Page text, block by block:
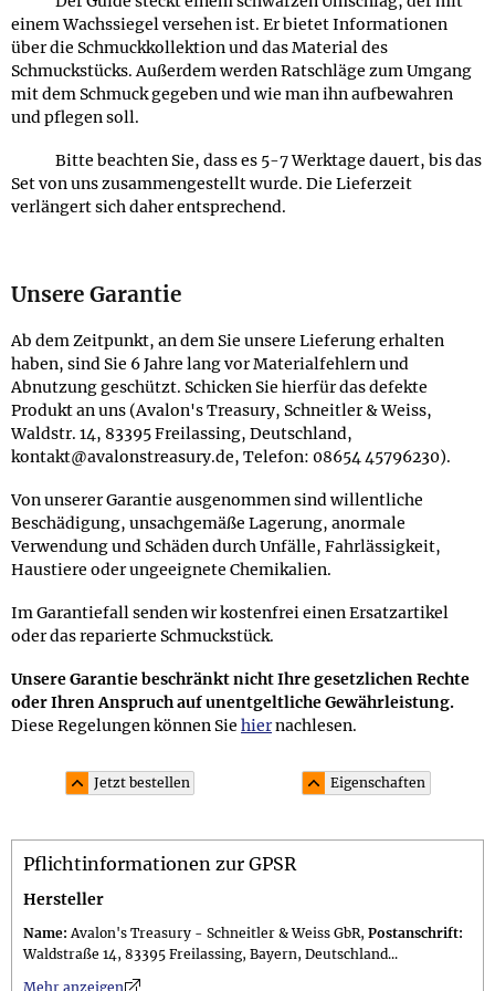
einem Wachssiegel versehen ist. Er bietet Informationen
über die Schmuckkollektion und das Material des
Schmuckstücks. Außerdem werden Ratschläge zum Umgang
mit dem Schmuck gegeben und wie man ihn aufbewahren
und pflegen soll.
Bitte beachten Sie, dass es 5-7 Werktage dauert, bis das
Set von uns zusammengestellt wurde. Die Lieferzeit
verlängert sich daher entsprechend.
Unsere Garantie
Ab dem Zeitpunkt, an dem Sie unsere Lieferung erhalten
haben, sind Sie 6 Jahre lang vor Materialfehlern und
Abnutzung geschützt. Schicken Sie hierfür das defekte
Produkt an uns (Avalon's Treasury, Schneitler & Weiss,
Waldstr. 14, 83395 Freilassing, Deutschland,
kontakt@avalonstreasury.de, Telefon: 08654 45796230).
Von unserer Garantie ausgenommen sind willentliche
Beschädigung, unsachgemäße Lagerung, anormale
Verwendung und Schäden durch Unfälle, Fahrlässigkeit,
Haustiere oder ungeeignete Chemikalien.
Im Garantiefall senden wir kostenfrei einen Ersatzartikel
oder das reparierte Schmuckstück.
Unsere Garantie beschränkt nicht Ihre gesetzlichen Rechte
oder Ihren Anspruch auf unentgeltliche Gewährleistung.
Diese Regelungen können Sie hiernachlesen.
Jetzt bestellen Eigenschaften
Material: Tropfen in Honig und Cognac aus
unbehandeltem baltischem Bernstein; die Perlenkette auf
Lieferumfang: im 10,0 x 7,5 cm großen attraktiven
Schmuckbeutel; Geschenkset (gegen Aufpreis erhältlich)
Pflichtinformationen zur GPSR
Hersteller
Name: Avalon's Treasury - Schneitler & Weiss GbR, Postanschrift:
Waldstraße 14, 83395 Freilassing, Bayern, Deutschland...
Mehr anzeigenn